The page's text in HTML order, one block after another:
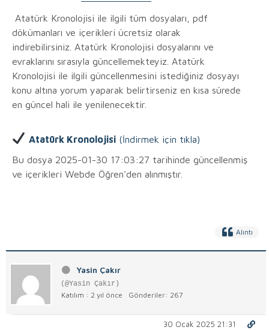
Atatürk Kronolojisi ile ilgili tüm dosyaları, pdf
dökümanları ve içerikleri ücretsiz olarak
indirebilirsiniz. Atatürk Kronolojisi dosyalarını ve
evraklarını sırasıyla güncellemekteyiz. Atatürk
Kronolojisi ile ilgili güncellenmesini istediğiniz dosyayı
konu altına yorum yaparak belirtirseniz en kısa sürede
en güncel hali ile yenilenecektir.
Atatürk Kronolojisi(İndirmek için tıkla)
Bu dosya 2025-01-30 17:03:27 tarihinde güncellenmiş
ve içerikleri Webde Öğren'den alınmıştır.
Alıntı
Yasin Çakır
(@Yasin Çakır)
Katılım : 2 yıl önce Gönderiler: 267
30 Ocak 2025 21:31